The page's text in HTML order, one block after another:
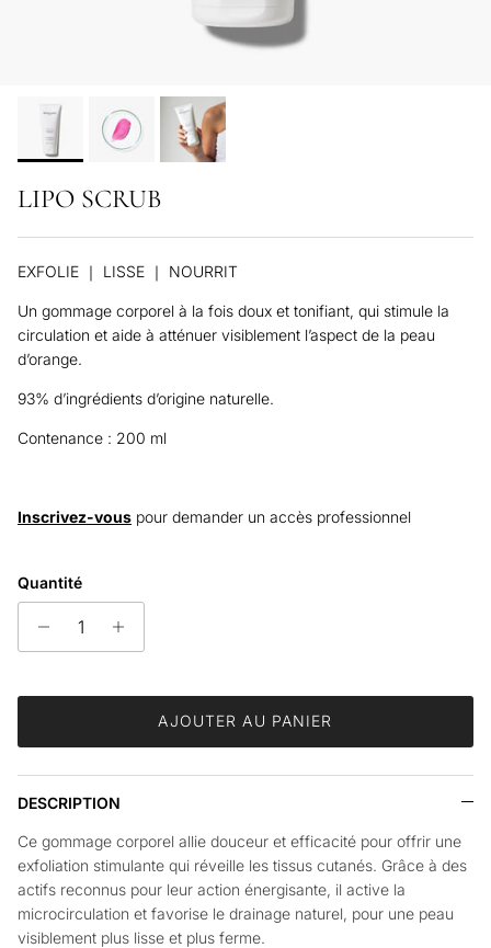
LIPO SCRUB
EXFOLIE ｜ LISSE ｜ NOURRIT
Un gommage corporel à la fois doux et tonifiant, qui stimule la
circulation et aide à atténuer visiblement l’aspect de la peau
d’orange.
93% d’ingrédients d’origine naturelle.
Contenance : 200 ml
Inscrivez-vous pour demander un accès professionnel
Quantité
AJOUTER AU PANIER
DESCRIPTION
Ce gommage corporel allie douceur et efficacité pour offrir une
exfoliation stimulante qui réveille les tissus cutanés. Grâce à des
actifs reconnus pour leur action énergisante, il active la
microcirculation et favorise le drainage naturel, pour une peau
visiblement plus lisse et plus ferme.